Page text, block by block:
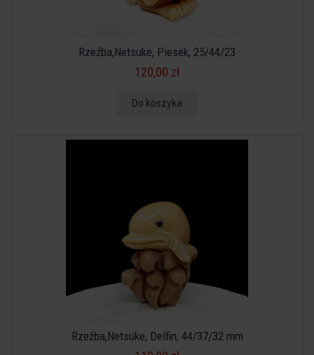
Rzeźba,Netsuke, Piesek, 25/44/23
120,00 zł
Do koszyka
Rzeźba,Netsuke, Delfin, 44/37/32 mm